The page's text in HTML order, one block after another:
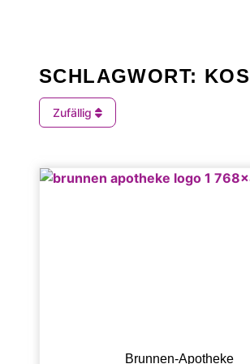
SCHLAGWORT:
Zufällig
Brunnen-Apotheke